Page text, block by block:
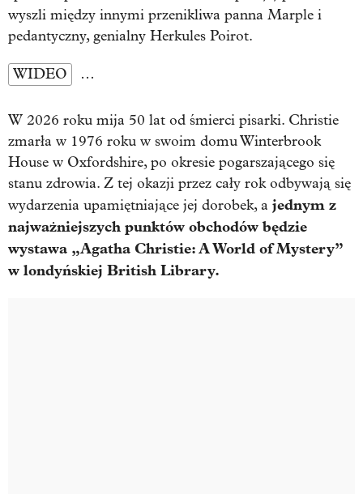
wyszli między innymi przenikliwa panna Marple i
pedantyczny, genialny Herkules Poirot.
WIDEO …
W 2026 roku mija 50 lat od śmierci pisarki. Christie
zmarła w 1976 roku w swoim domu Winterbrook
House w Oxfordshire, po okresie pogarszającego się
stanu zdrowia. Z tej okazji przez cały rok odbywają się
wydarzenia upamiętniające jej dorobek, a jednym z
najważniejszych punktów obchodów będzie
wystawa „Agatha Christie: A World of Mystery”
w londyńskiej British Library.